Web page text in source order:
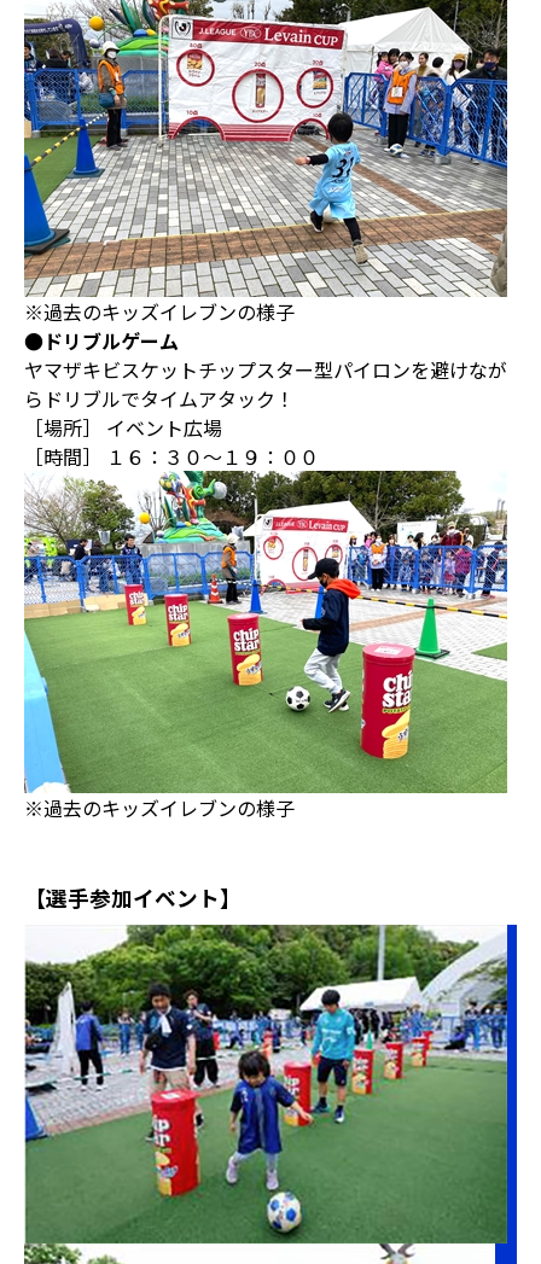
※過去のキッズイレブンの様子
●ドリブルゲーム
ヤマザキビスケットチップスター型パイロンを避けなが
らドリブルでタイムアタック！
［場所］ イベント広場
［時間］ １６：３０～１９：００
※過去のキッズイレブンの様子
【選手参加イベント】